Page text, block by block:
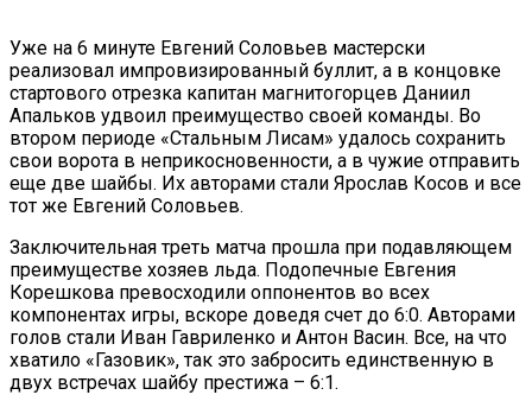
Уже на 6 минуте Евгений Соловьев мастерски
реализовал импровизированный буллит, а в концовке
стартового отрезка капитан магнитогорцев Даниил
Апальков удвоил преимущество своей команды. Во
втором периоде «Стальным Лисам» удалось сохранить
свои ворота в неприкосновенности, а в чужие отправить
еще две шайбы. Их авторами стали Ярослав Косов и все
тот же Евгений Соловьев.
Заключительная треть матча прошла при подавляющем
преимуществе хозяев льда. Подопечные Евгения
Корешкова превосходили оппонентов во всех
компонентах игры, вскоре доведя счет до 6:0. Авторами
голов стали Иван Гавриленко и Антон Васин. Все, на что
хватило «Газовик», так это забросить единственную в
двух встречах шайбу престижа – 6:1.